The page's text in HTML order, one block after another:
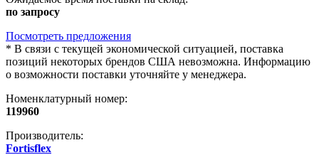
по запросу
Посмотреть предложения
* В связи с текущей экономической ситуацией, поставка
позиций некоторых брендов США невозможна. Информацию
о возможности поставки уточняйте у менеджера.
Номенклатурный номер:
119960
Производитель:
Fortisflex